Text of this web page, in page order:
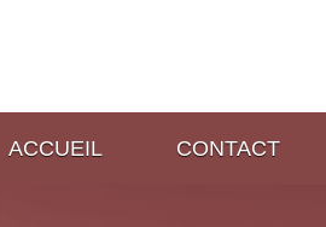
ACCUEIL CONTACT